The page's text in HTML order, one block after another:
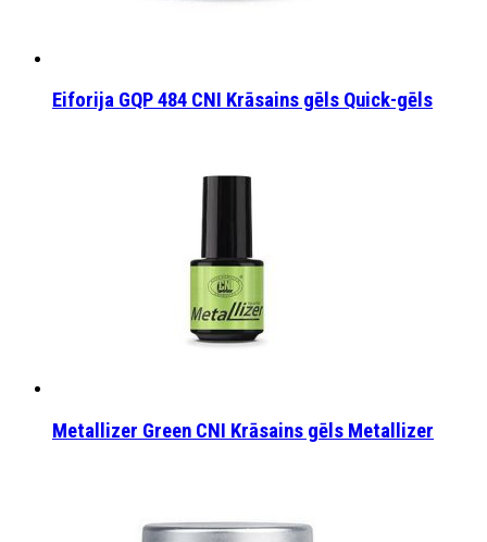
Eiforija GQP 484 CNI Krāsains gēls Quick-gēls
Metallizer Green CNI Krāsains gēls Metallizer